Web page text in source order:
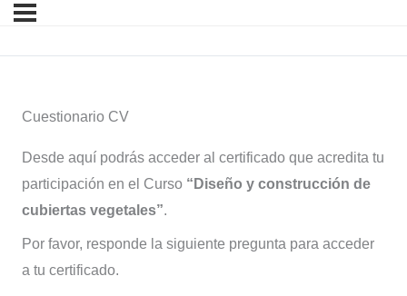
Cuestionario CV
Desde aquí podrás acceder al certificado que acredita tu
participación en el Curso “Diseño y construcción de
cubiertas vegetales”.
Por favor, responde la siguiente pregunta para acceder
a tu certificado.